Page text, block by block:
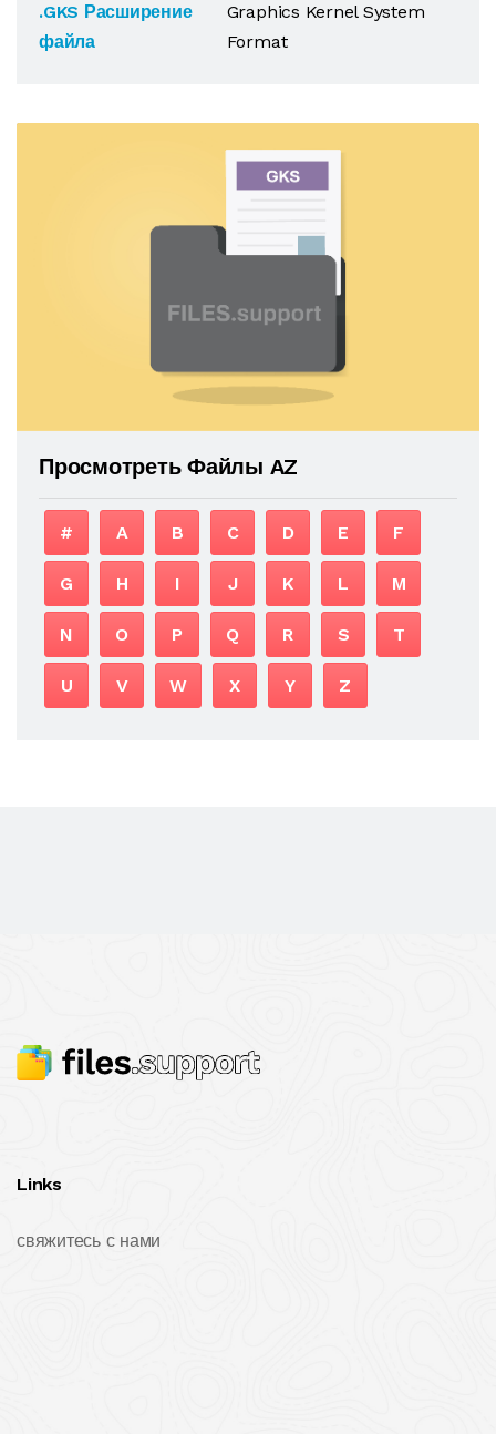
.GKS Расширение
файла
Graphics Kernel System
Format
Просмотреть Файлы AZ
# A B C D E F
G H I J K L M
N O P Q R S T
U V W X Y Z
Links
свяжитесь с нами